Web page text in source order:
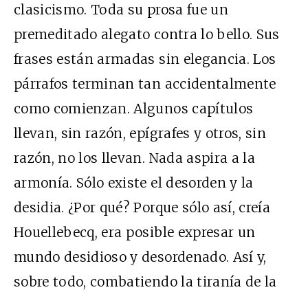
clasicismo. Toda su prosa fue un
premeditado alegato contra lo bello. Sus
frases están armadas sin elegancia. Los
párrafos terminan tan accidentalmente
como comienzan. Algunos capítulos
llevan, sin razón, epígrafes y otros, sin
razón, no los llevan. Nada aspira a la
armonía. Sólo existe el desorden y la
desidia. ¿Por qué? Porque sólo así, creía
Houellebecq, era posible expresar un
mundo desidioso y desordenado. Así y,
sobre todo, combatiendo la tiranía de la